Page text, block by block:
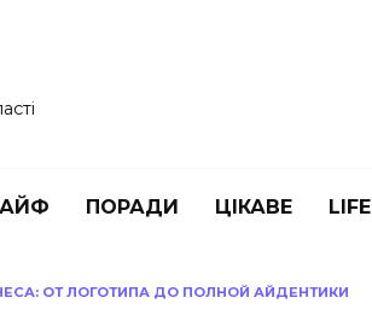
ПОРАДИ ЦІКАВЕ LIFE
ОТ ЛОГОТИПА ДО ПОЛНОЙ АЙДЕНТИКИ